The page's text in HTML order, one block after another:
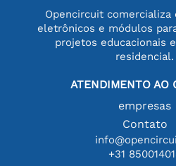
Opencircuit comercializa
eletrônicos e módulos
projetos educacionais
residencial.
ATENDIMENTO AO
empresas
Contato
+31